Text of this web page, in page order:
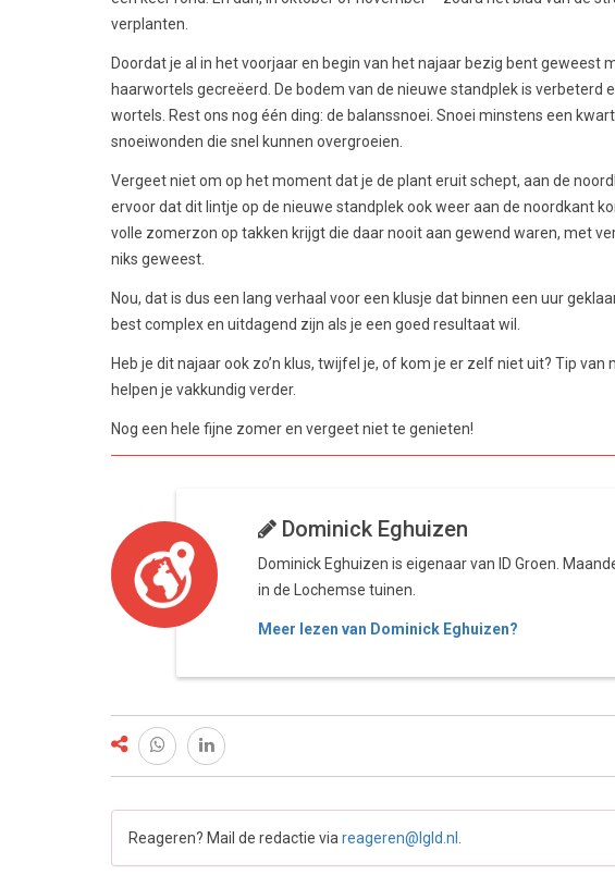
verplanten.
Doordat je al in het voorjaar en begin van het najaar bezig bent geweest
haarwortels gecreëerd. De bodem van de nieuwe standplek is verbeterd
wortels. Rest ons nog één ding: de balanssnoei. Snoei minstens een
snoeiwonden die snel kunnen overgroeien.
Vergeet niet om op het moment dat je de plant eruit schept, aan de
ervoor dat dit lintje op de nieuwe standplek ook weer aan de noordkant
volle zomerzon op takken krijgt die daar nooit aan gewend waren, met
niks geweest.
Nou, dat is dus een lang verhaal voor een klusje dat binnen een uur
best complex en uitdagend zijn als je een goed resultaat wil.
Heb je dit najaar ook zo’n klus, twijfel je, of kom je er zelf niet uit? Tip van
helpen je vakkundig verder.
Nog een hele fijne zomer en vergeet niet te genieten!
Dominick Eghuizen
Dominick Eghuizen is eigenaar van ID Groen.
in de Lochemse tuinen.
Meer lezen van Dominick Eghuizen?
Reageren? Mail de redactie via reageren@lgld.nl